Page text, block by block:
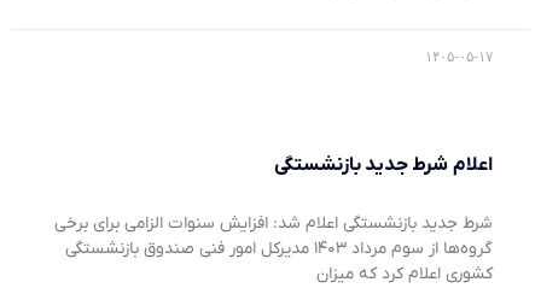
۱۴۰۵-۰۵-۱۷
اعلام شرط جدید بازنشستگی
شرط جدید بازنشستگی اعلام شد: افزایش سنوات الزامی برای برخی
گروه‌ها از سوم مرداد ۱۴۰۳ مدیرکل امور فنی صندوق بازنشستگی
کشوری اعلام کرد که میزان